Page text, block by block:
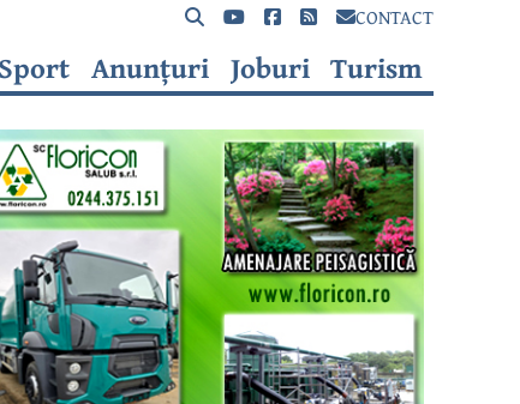
CONTACT
Sport Anunțuri Joburi Turism